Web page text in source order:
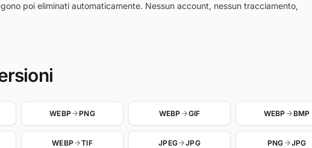
poi eliminati automaticamente. Nessun account, nessun tracciamento,
WEBP PNG WEBP GIF WEBP BMP
WEBP TIF JPEG JPG PNG JPG